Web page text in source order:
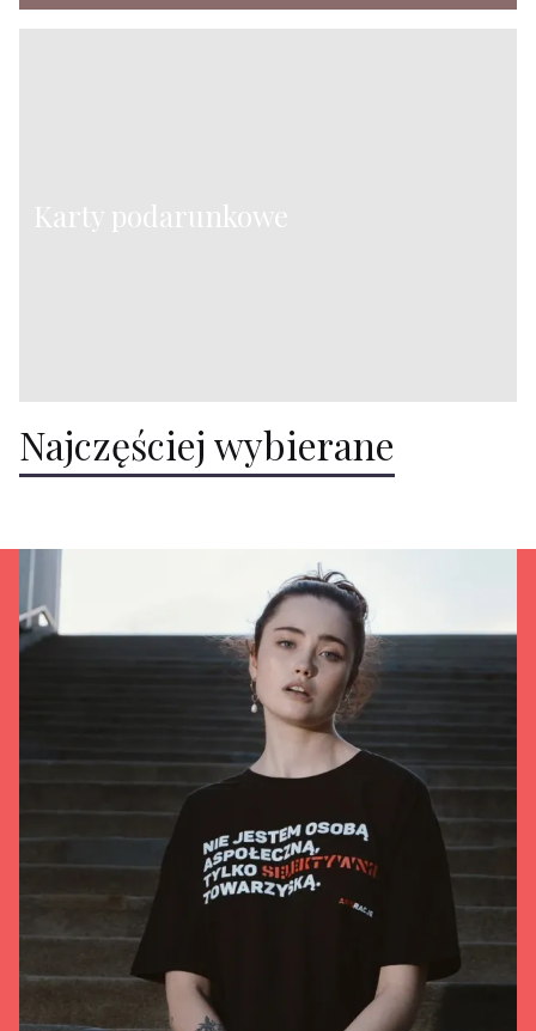
Karty podarunkowe
Najczęściej wybierane